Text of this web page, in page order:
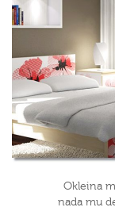
Okleina
nada mu